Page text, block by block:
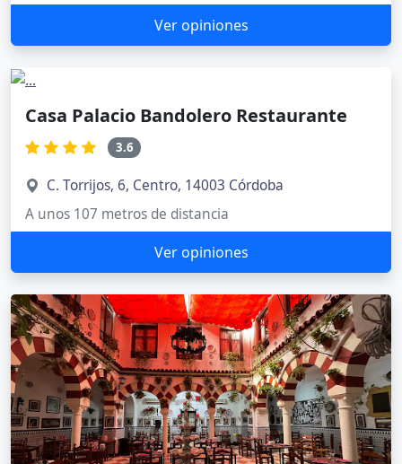
Ver opiniones
Casa Palacio Bandolero Restaurante
3.6
C. Torrijos, 6, Centro, 14003 Córdoba
A unos 107 metros de distancia
Ver opiniones